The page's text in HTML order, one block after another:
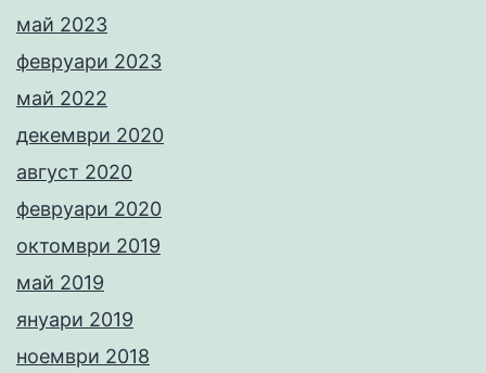
май 2023
февруари 2023
май 2022
декември 2020
август 2020
февруари 2020
октомври 2019
май 2019
януари 2019
ноември 2018